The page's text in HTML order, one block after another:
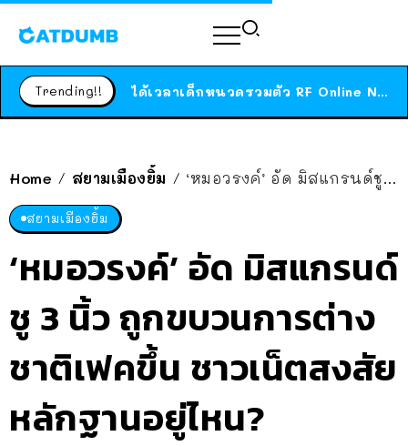
Trending!! ได้เวลาเด็กหนวดรวมตัว RF Online Next เปิดให้เล่นแล้ว เกม Sci-Fi MMORPG ระดับตำนาน เล่นได้ทั้งมือถือและ PC
Home / สยามเมืองยิ้ม / ‘หมอวรงค์’ อัด มิสแกรนด์ชู 3 นิ้ว ถูกขบวนการต่างชาติเฟคขึ้น ชาวเน็ตสงสัย หลักฐานอยู่ไหน?
สยามเมืองยิ้ม
‘หมอวรงค์’ อัด มิสแกรนด์
ชู 3 นิ้ว ถูกขบวนการต่าง
ชาติเฟคขึ้น ชาวเน็ตสงสัย
หลักฐานอยู่ไหน?